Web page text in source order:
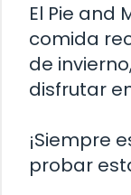
El Pie and
comida
de
disfrutar
¡Siempre
probar